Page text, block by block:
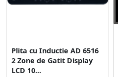
Plita cu Inductie AD 6516
2 Zone de Gatit Display
LCD 10...